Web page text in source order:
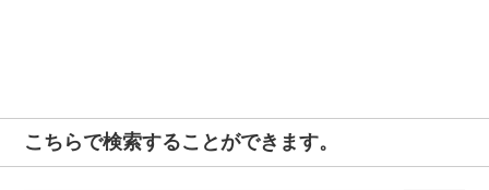
こちらで検索することができます。